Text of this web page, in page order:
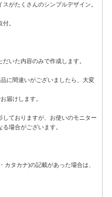
がたくさんのシンプルデザイン。
。
いた内容のみで作成します。
に間違いがございましたら、大変
届けします。
ておりますが、お使いのモニター
場合がございます。
タカナ)の記載があった場合は、